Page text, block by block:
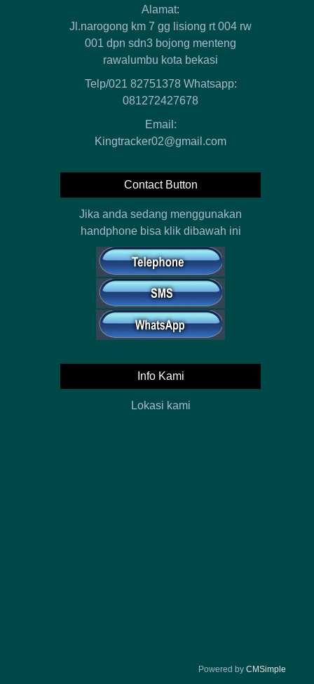
Alamat:
Jl.narogong km 7 gg lisiong rt 004 rw
001 dpn sdn3 bojong menteng
rawalumbu kota bekasi
Telp/021 82751378 Whatsapp:
081272427678
Email:
Kingtracker02@gmail.com
Contact Button
Jika anda sedang menggunakan
handphone bisa klik dibawah ini
Info Kami
Lokasi kami
Powered by CMSimple